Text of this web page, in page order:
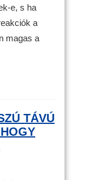
e, s ha
a
magas a
TÁVÚ